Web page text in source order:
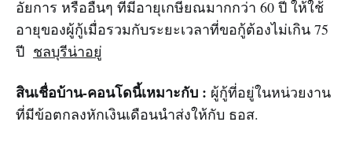
อัยการ หรืออื่นๆ ที่มีอายุเกษียณมากกว่า 60 ปี ให้ใช้
อายุของผู้กู้เมื่อรวมกับระยะเวลาที่ขอกู้ต้องไม่เกิน 75
ปี ชลบุรีน่าอยู่
สินเชื่อบ้าน-คอนโดนี้เหมาะกับ : ผู้กู้ที่อยู่ในหน่วยงาน
ที่มีข้อตกลงหักเงินเดือนนำส่งให้กับ ธอส.